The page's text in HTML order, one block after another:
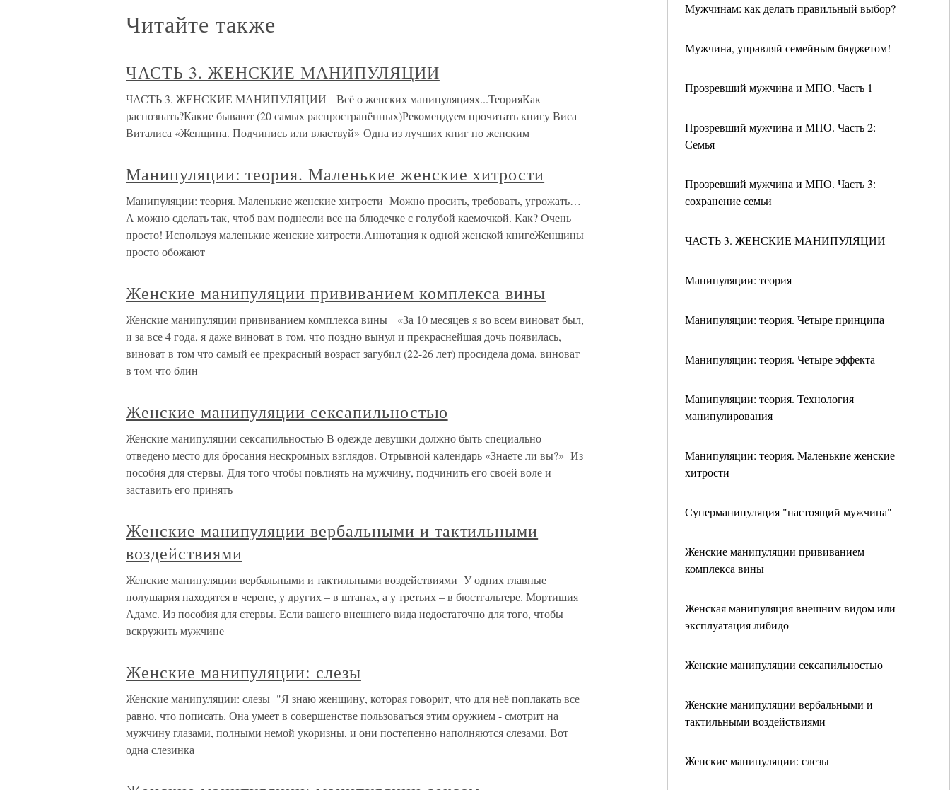
Мужчинам: как делать правильный выбор?
Мужчина, управляй семейным бюджетом!
Прозревший мужчина и МПО. Часть 1
Прозревший мужчина и МПО. Часть 2:
Семья
Прозревший мужчина и МПО. Часть 3:
сохранение семьи
ЧАСТЬ 3. ЖЕНСКИЕ МАНИПУЛЯЦИИ
Манипуляции: теория
Манипуляции: теория. Четыре принципа
Манипуляции: теория. Четыре эффекта
Манипуляции: теория. Технология
манипулирования
Манипуляции: теория. Маленькие женские
хитрости
Суперманипуляция "настоящий мужчина"
Женские манипуляции прививанием
комплекса вины
Женская манипуляция внешним видом или
эксплуатация либидо
Женские манипуляции сексапильностью
Женские манипуляции вербальными и
тактильными воздействиями
Женские манипуляции: слезы
Читайте также
ЧАСТЬ 3. ЖЕНСКИЕ МАНИПУЛЯЦИИ
ЧАСТЬ 3. ЖЕНСКИЕ МАНИПУЛЯЦИИ Всё о женских манипуляциях...ТеорияКак
распознать?Какие бывают (20 самых распространённых)Рекомендуем прочитать книгу Виса
Виталиса «Женщина. Подчинись или властвуй» Одна из лучших книг по женским
Манипуляции: теория. Маленькие женские хитрости
Манипуляции: теория. Маленькие женские хитрости Можно просить, требовать, угрожать…
А можно сделать так, чтоб вам поднесли все на блюдечке с голубой каемочкой. Как? Очень
просто! Используя маленькие женские хитрости.Аннотация к одной женской книгеЖенщины
просто обожают
Женские манипуляции прививанием комплекса вины
Женские манипуляции прививанием комплекса вины «За 10 месяцев я во всем виноват был,
и за все 4 года, я даже виноват в том, что поздно вынул и прекраснейшая дочь появилась,
виноват в том что самый ее прекрасный возраст загубил (22-26 лет) просидела дома, виноват
в том что блин
Женские манипуляции сексапильностью
Женские манипуляции сексапильностью В одежде девушки должно быть специально
отведено место для бросания нескромных взглядов. Отрывной календарь «Знаете ли вы?» Из
пособия для стервы. Для того чтобы повлиять на мужчину, подчинить его своей воле и
заставить его принять
Женские манипуляции вербальными и тактильными
воздействиями
Женские манипуляции вербальными и тактильными воздействиями У одних главные
полушария находятся в черепе, у других – в штанах, а у третьих – в бюстгальтере. Мортишия
Адамс. Из пособия для стервы. Если вашего внешнего вида недостаточно для того, чтобы
вскружить мужчине
Женские манипуляции: слезы
Женские манипуляции: слезы "Я знаю женщину, которая говорит, что для неё поплакать все
равно, что пописать. Она умеет в совершенстве пользоваться этим оружием - смотрит на
мужчину глазами, полными немой укоризны, и они постепенно наполняются слезами. Вот
одна слезинка